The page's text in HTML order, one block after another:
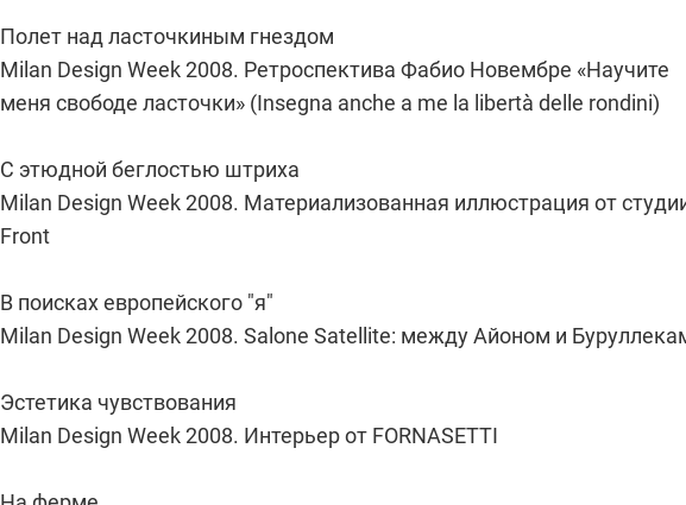
Полет над ласточкиным гнездом
Milan Design Week 2008. Ретроспектива Фабио Новембре «Научите
меня свободе ласточки» (Insegna anche a me la libertà delle rondini)
С этюдной беглостью штриха
Milan Design Week 2008. Материализованная иллюстрация от
Front
В поисках европейского "я"
Milan Design Week 2008. Salone Satellite: между Айоном и
Эстетика чувствования
Milan Design Week 2008. Интерьер от FORNASETTI